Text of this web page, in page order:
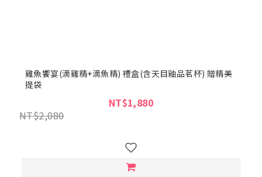
雞魚饗宴(滴雞精+滴魚精) 禮盒(含天目釉品茗杯) 贈精美
提袋
NT$1,880
NT$2,080